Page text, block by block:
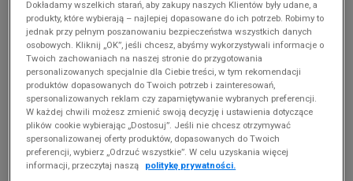
DZIECIĘCE FEEWEAR BAMBI
Produkty pochodzą z końcówek aktualnych
kolekcji, ubiegłych sezonów lub z ekspozycji.
Szczegóły.
Zmień treść wyszukiwanej frazy.
Spróbuj użyć mniejszej ilości filtrów (usuń mniej
istotne).
Dokładamy wszelkich starań, aby zakupy naszych Klientów były udane, a
produkty, które wybierają – najlepiej dopasowane do ich potrzeb. Robimy to
jednak przy pełnym poszanowaniu bezpieczeństwa wszystkich danych
osobowych. Kliknij „OK”, jeśli chcesz, abyśmy wykorzystywali informacje o
Twoich zachowaniach na naszej stronie do przygotowania
personalizowanych specjalnie dla Ciebie treści, w tym rekomendacji
produktów dopasowanych do Twoich potrzeb i zainteresowań,
spersonalizowanych reklam czy zapamiętywanie wybranych preferencji.
W każdej chwili możesz zmienić swoją decyzję i ustawienia dotyczące
plików cookie wybierając „Dostosuj”. Jeśli nie chcesz otrzymywać
spersonalizowanej oferty produktów, dopasowanych do Twoich
preferencji, wybierz „Odrzuć wszystkie”. W celu uzyskania więcej
informacji, przeczytaj naszą
politykę prywatności.